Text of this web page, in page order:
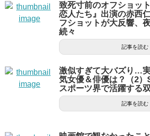
致死寸前のオフショッ
恋人たち』出演の赤西
フショットが大反響、
続々
記事を読む
激似すぎて大バズり…
気女優＆俳優は？（2
スポーツ界で活躍する
記事を読む